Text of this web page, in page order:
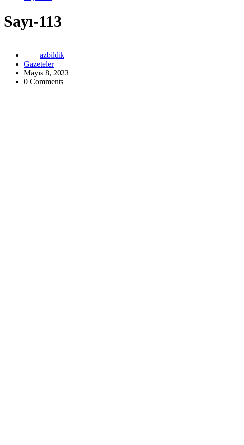
Sayı-113
azbildik
Gazeteler
Mayıs 8, 2023
0 Comments